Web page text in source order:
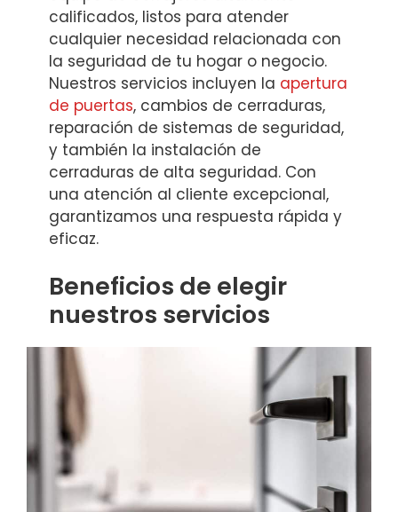
calificados, listos para atender
cualquier necesidad relacionada con
la seguridad de tu hogar o negocio.
Nuestros servicios incluyen la apertura
de puertas, cambios de cerraduras,
reparación de sistemas de seguridad,
y también la instalación de
cerraduras de alta seguridad. Con
una atención al cliente excepcional,
garantizamos una respuesta rápida y
eficaz.
Beneficios de elegir
nuestros servicios